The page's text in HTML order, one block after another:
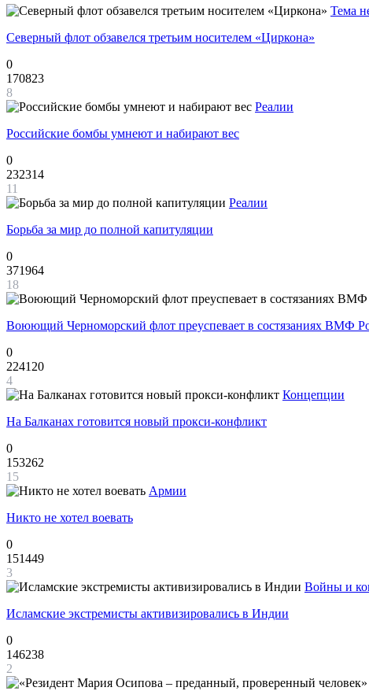
Тема
Северный флот обзавелся третьим носителем «Циркона»
0
170823
8
Реалии
Российские бомбы умнеют и набирают вес
0
232314
11
Реалии
Борьба за мир до полной капитуляции
0
371964
18
Воюющий Черноморский флот преуспевает в состязаниях ВМФ
0
224120
4
Концепции
На Балканах готовится новый прокси-конфликт
0
153262
15
Армии
Никто не хотел воевать
0
151449
3
Войны и
Исламские экстремисты активизировались в Индии
0
146238
2